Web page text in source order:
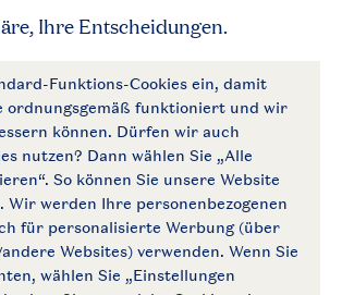
Follow Us
facebookinstagram